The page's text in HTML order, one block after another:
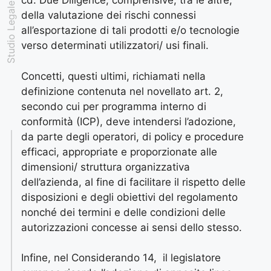
della valutazione dei rischi connessi
all’esportazione di tali prodotti e/o tecnologie
verso determinati utilizzatori/ usi finali.
Concetti, questi ultimi, richiamati nella
definizione contenuta nel novellato art. 2,
secondo cui per programma interno di
conformità (ICP), deve intendersi l’adozione,
da parte degli operatori, di policy e procedure
efficaci, appropriate e proporzionate alle
dimensioni/ struttura organizzativa
dell’azienda, al fine di facilitare il rispetto delle
disposizioni e degli obiettivi del regolamento
nonché dei termini e delle condizioni delle
autorizzazioni concesse ai sensi dello stesso.
Infine, nel Considerando 14, il legislatore